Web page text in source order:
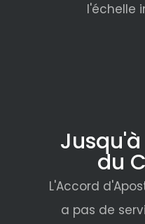
l'échelle
du
L'Accord
a pas de